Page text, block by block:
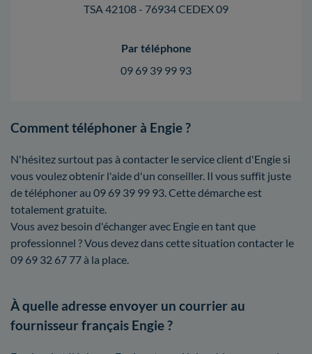
TSA 42108 - 76934 CEDEX 09
Par téléphone
09 69 39 99 93
Comment téléphoner à Engie ?
N'hésitez surtout pas à contacter le service client d'Engie si
vous voulez obtenir l'aide d'un conseiller. Il vous suffit juste
de téléphoner au 09 69 39 99 93. Cette démarche est
totalement gratuite.
Vous avez besoin d'échanger avec Engie en tant que
professionnel ? Vous devez dans cette situation contacter le
09 69 32 67 77 à la place.
À quelle adresse envoyer un courrier au
fournisseur français Engie ?